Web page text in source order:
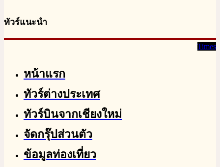
ทัวร์แนะนำ
Times
หน้าแรก
ทัวร์ต่างประเทศ
ทัวร์บินจากเชียงใหม่
จัดกรุ๊ปส่วนตัว
ข้อมูลท่องเที่ยว